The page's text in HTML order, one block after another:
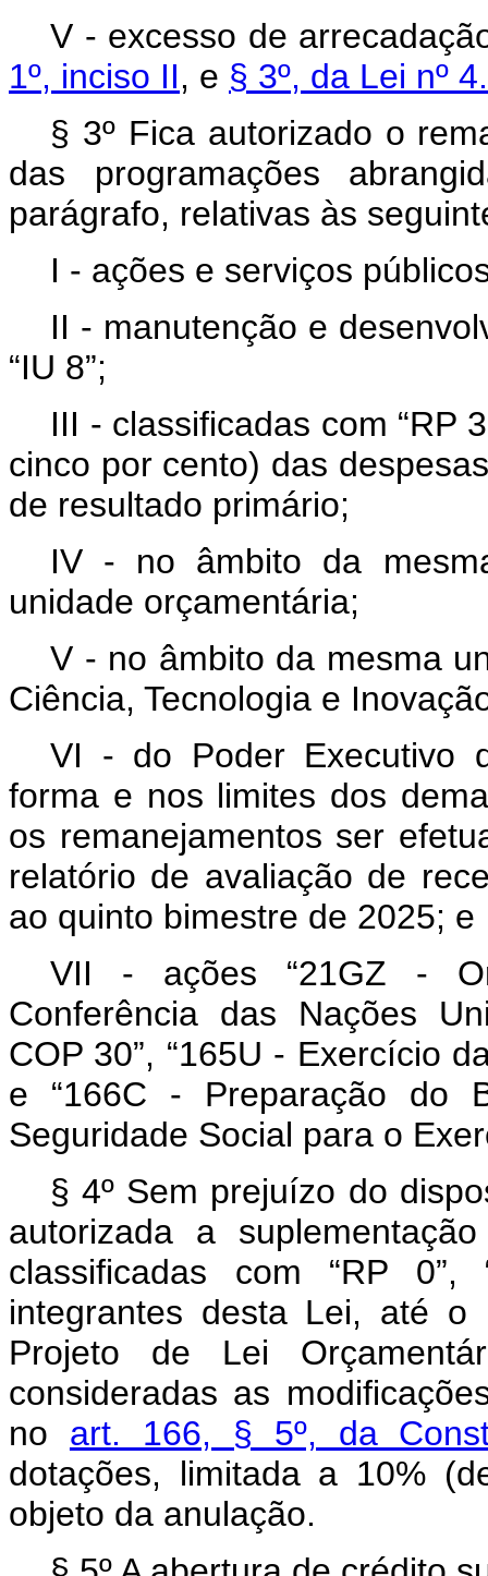
V - excesso de
1º, inciso II, e § 3º, da Lei nº
§ 3º Fica autorizado o
das programações
parágrafo, relativas às
I - ações e serviços
II - manutenção e
“IU 8”;
III - classificadas com “RP
cinco por cento) das
de resultado primário;
IV - no âmbito da
unidade orçamentária;
V - no âmbito da mesma
Ciência, Tecnologia e
VI - do Poder Executivo
forma e nos limites dos
os remanejamentos ser
relatório de avaliação de
ao quinto bimestre de 2025; e
VII - ações “21GZ -
Conferência das Nações
COP 30”, “165U - Exercício
e “166C - Preparação do
Seguridade Social para o
§ 4º Sem prejuízo do
autorizada a
classificadas com “RP
integrantes desta Lei, até
Projeto de Lei
consideradas as
no art. 166, § 5º, da
dotações, limitada a 10%
objeto da anulação.